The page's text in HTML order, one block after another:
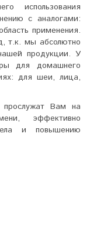
использования
с аналогами:
применения.
т.к. мы абсолютно
продукции. У
для домашнего
для шеи, лица,
Вам на
эффективно
и повышению